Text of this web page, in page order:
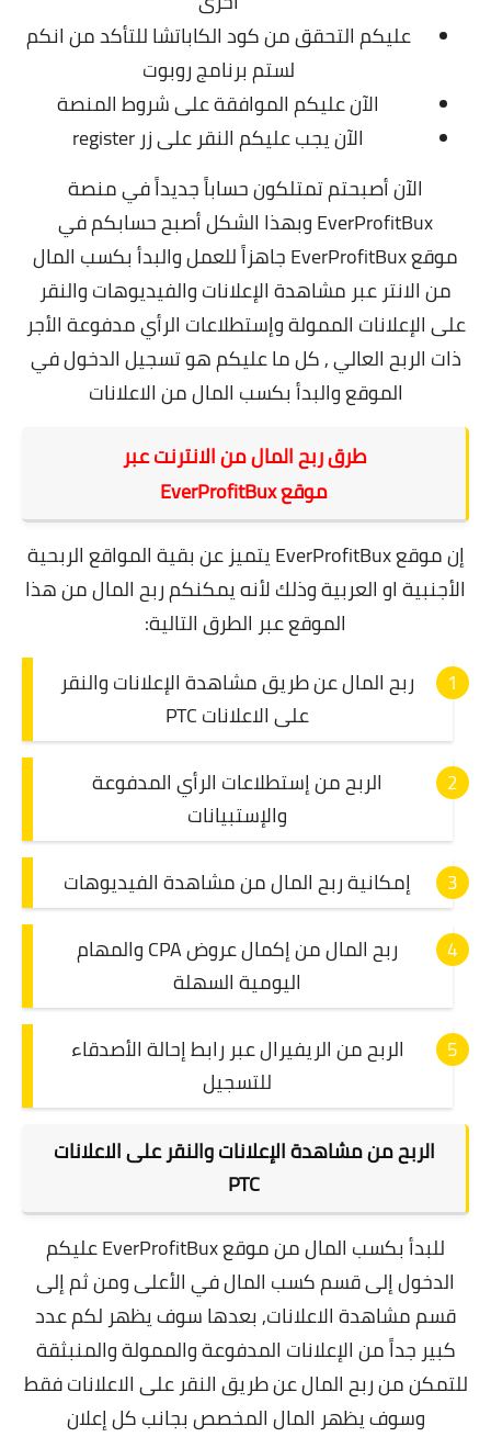
عليكم التحقق من كود الكاباتشا للتأكد من انكم
لستم برنامج روبوت
الآن عليكم الموافقة على شروط المنصة
الآن يجب عليكم النقر على زر register
الآن أصبحتم تمتلكون حساباً جديداً في منصة
EverProfitBux و بهذا الشكل أصبح حسابكم في
موقع EverProfitBux جاهزاً للعمل والبدأ بكسب المال
من الانتر عبر مشاهدة الإعلانات والفيديوهات والنقر
على الإعلانات الممولة وإستطلاعات الرأي مدفوعة الأجر
ذات الربح العالي , كل ما عليكم هو تسجيل الدخول في
الموقع والبدأ بكسب المال من الاعلانات
طرق ربح المال من الانترنت عبر
موقع EverProfitBux
إن موقع EverProfitBux يتميز عن بقية المواقع الربحية
الأجنبية او العربية وذلك لأنه يمكنكم ربح المال من هذا
الموقع عبر الطرق التالية:
ربح المال عن طريق مشاهدة الإعلانات والنقر
على الاعلانات PTC
الربح من إستطلاعات الرأي المدفوعة
والإستبيانات
إمكانية ربح المال من مشاهدة الفيديوهات
ربح المال من إكمال عروض CPA والمهام
اليومية السهلة
الربح من الريفيرال عبر رابط إحالة الأصدقاء
للتسجيل
الربح من مشاهدة الإعلانات والنقر على الاعلانات
PTC
للبدأ بكسب المال من موقع EverProfitBux عليكم
الدخول إلى قسم كسب المال في الأعلى ومن ثم إلى
قسم مشاهدة الاعلانات, بعدها سوف يظهر لكم عدد
كبير جداً من الإعلانات المدفوعة والممولة والمنبثقة
للتمكن من ربح المال عن طريق النقر على الاعلانات فقط
وسوف يظهر المال المخصص بجانب كل إعلان